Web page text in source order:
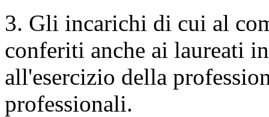
3. Gli incarichi di cui al
conferiti anche ai laureati
all'esercizio della
professionali.